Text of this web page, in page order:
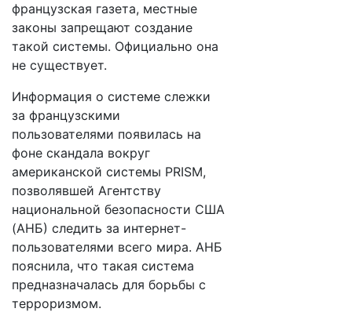
французская газета, местные
законы запрещают создание
такой системы. Официально она
не существует.
Информация о системе слежки
за французскими
пользователями появилась на
фоне скандала вокруг
американской системы PRISM,
позволявшей Агентству
национальной безопасности США
(АНБ) следить за интернет-
пользователями всего мира. АНБ
пояснила, что такая система
предназначалась для борьбы с
терроризмом.